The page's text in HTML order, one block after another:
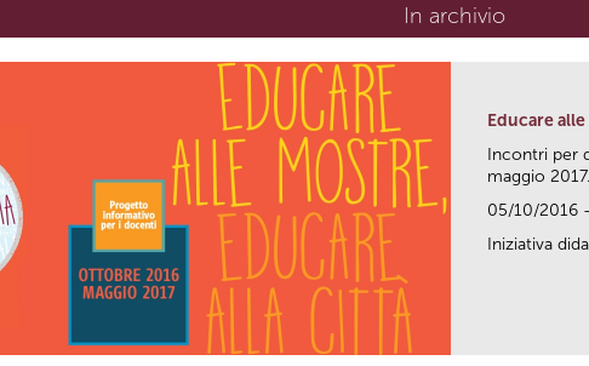
In archivio
Educare
Incontri per
maggio
05/10/2016
Iniziativa